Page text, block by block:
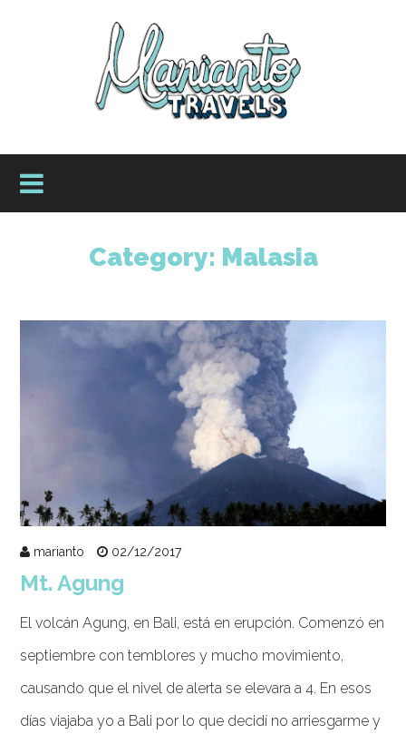
Category: Malasia
marianto 02/12/2017
Mt. Agung
El volcán Agung, en Bali, está en erupción. Comenzó en
septiembre con temblores y mucho movimiento,
causando que el nivel de alerta se elevara a 4. En esos
días viajaba yo a Bali por lo que decidí no arriesgarme y